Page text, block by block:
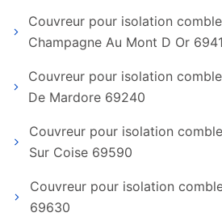
Couvreur pour isolation
Champagne Au Mont D Or
Couvreur pour isolation
De Mardore 69240
Couvreur pour isolation
Sur Coise 69590
Couvreur pour isolation
69630